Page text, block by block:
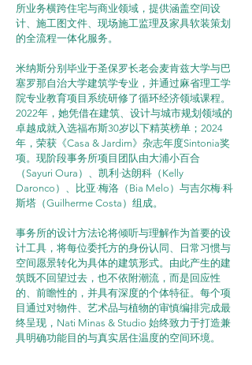
所业务横跨住宅与商业领域，提供涵盖空间设
计、施工图文件、现场施工监理及家具软装策划
的全流程一体化服务。
米纳斯分别毕业于圣保罗长老会麦肯兹大学与巴
塞罗那自治大学建筑学专业，并通过麻省理工学
院专业教育项目系统研修了循环经济领域课程。
2022年，她凭借在建筑、设计与城市规划领域的
卓越成就入选福布斯30岁以下精英榜单；2024
年，荣获《Casa & Jardim》杂志年度Sintonia奖
项。现阶段事务所项目团队由大浦小百合
（Sayuri Oura）、凯利·达朗科（Kelly
Daronco）、比亚·梅洛（Bia Melo）与吉尔梅·科
斯塔（Guilherme Costa）组成。
事务所的设计方法论将倾听与理解作为首要的设
计工具，将每位委托方的身份认同、日常习惯与
空间愿景转化为具体的建筑形式。由此产生的建
筑既不回望过去，也不依附潮流，而是回应性
的、前瞻性的，并具有深度的个体特征。每个项
目通过对物件、艺术品与植物的审慎编排完成最
终呈现，Nati Minas & Studio 始终致力于打造兼
具明确功能目的与真实居住温度的空间环境。